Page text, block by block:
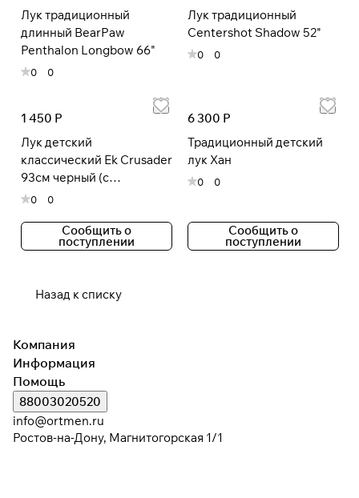
Лук традиционный
длинный BearPaw
Penthalon Longbow 66"
0 0
Лук традиционный
Centershot Shadow 52"
0 0
1 450 Р
Лук детский
классический Ek Crusader
93см черный (с
комплектацией)
0 0
Сообщить о
поступлении
6 300 Р
Традиционный детский
лук Хан
0 0
Сообщить о
поступлении
Назад к списку
Компания
Информация
Помощь
88003020520
info@ortmen.ru
Ростов-на-Дону, Магнитогорская 1/1